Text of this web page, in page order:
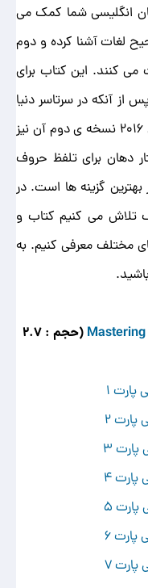
انگلیسی شما کمک می
لغات آشنا کرده و دوم
می کنند. این کتاب برای
رسید و پس از آنکه در سرتاسر دنیا
زبان آموزان بسیاری را جذب کرد در سال 2016 نسخه ی دوم آن نیز
دهان برای تلفظ حروف
گزینه ها است. در
تلاش می کنیم کتاب و
مختلف معرفی کنیم. به
(حجم : 2.7
1
2
3
4
5
6
7